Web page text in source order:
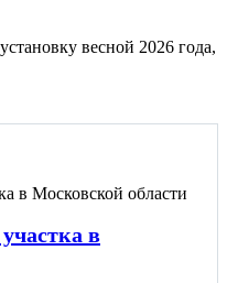
весной 2026 года,
в